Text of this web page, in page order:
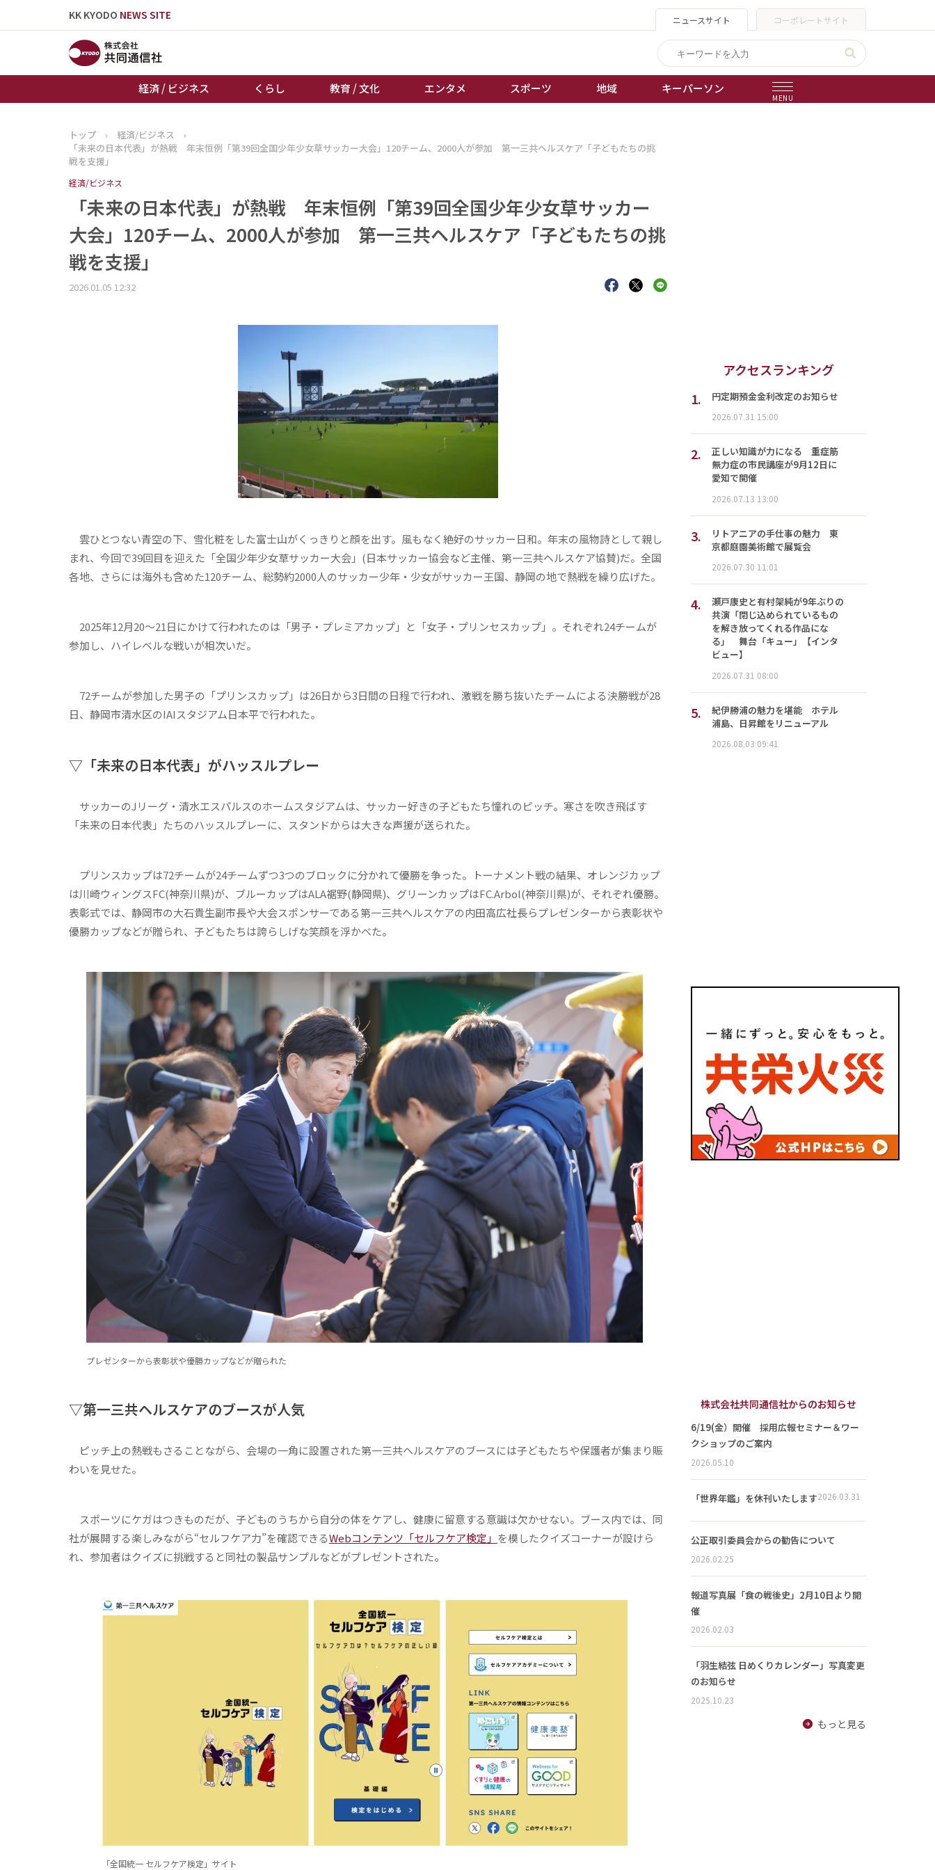
KK KYODO NEWS SITE ニュースサイト コーポレートサイト
経済 / ビジネス くらし 教育 / 文化 エンタメ スポーツ 地域 キーパーソン
MENU
トップページ
エンタメ
スポーツ
地域
競輪
ボートレース
トップ › 経済/ビジネス
›
「未来の日本代表」が熱戦 年末恒例「第39回全国少年少女草サッカー大会」120チーム、2000人が参加 第一三共ヘルスケア「子どもたちの挑
戦を支援」
経済/ビジネス
「未来の日本代表」が熱戦 年末恒例「第39回全国少年少女草サッカー
大会」120チーム、2000人が参加 第一三共ヘルスケア「子どもたちの挑
戦を支援」
2026.01.05 12:32
雲ひとつない青空の下、雪化粧をした富士山がくっきりと顔を出す。風もなく絶好のサッカー日和。年末の風物詩として親し
まれ、今回で39回目を迎えた「全国少年少女草サッカー大会」(日本サッカー協会など主催、第一三共ヘルスケア協賛)だ。全国
各地、さらには海外も含めた120チーム、総勢約2000人のサッカー少年・少女がサッカー王国、静岡の地で熱戦を繰り広げた。
2025年12月20～21日にかけて行われたのは「男子・プレミアカップ」と「女子・プリンセスカップ」。それぞれ24チームが
参加し、ハイレベルな戦いが相次いだ。
72チームが参加した男子の「プリンスカップ」は26日から3日間の日程で行われ、激戦を勝ち抜いたチームによる決勝戦が28
日、静岡市清水区のIAIスタジアム日本平で行われた。
▽「未来の日本代表」がハッスルプレー
サッカーのJリーグ・清水エスパルスのホームスタジアムは、サッカー好きの子どもたち憧れのピッチ。寒さを吹き飛ばす
「未来の日本代表」たちのハッスルプレーに、スタンドからは大きな声援が送られた。
プリンスカップは72チームが24チームずつ3つのブロックに分かれて優勝を争った。トーナメント戦の結果、オレンジカップ
は川崎ウィングスFC(神奈川県)が、ブルーカップはALA裾野(静岡県)、グリーンカップはFC.Arbol(神奈川県)が、それぞれ優勝。
表彰式では、静岡市の大石貴生副市長や大会スポンサーである第一三共ヘルスケアの内田高広社長らプレゼンターから表彰状や
優勝カップなどが贈られ、子どもたちは誇らしげな笑顔を浮かべた。
プレゼンターから表彰状や優勝カップなどが贈られた
▽第一三共ヘルスケアのブースが人気
ピッチ上の熱戦もさることながら、会場の一角に設置された第一三共ヘルスケアのブースには子どもたちや保護者が集まり賑
わいを見せた。
スポーツにケガはつきものだが、子どものうちから自分の体をケアし、健康に留意する意識は欠かせない。ブース内では、同
社が展開する楽しみながら“セルフケア力”を確認できるWebコンテンツ「セルフケア検定」 を模したクイズコーナーが設けら
れ、参加者はクイズに挑戦すると同社の製品サンプルなどがプレゼントされた。
「全国統一 セルフケア検定」サイト
アクセスランキング
1.
円定期預金金利改定のお知らせ
2026.07.31 15:00
2.
正しい知識が力になる 重症筋
無力症の市民講座が9月12日に
愛知で開催
2026.07.13 13:00
3.
リトアニアの手仕事の魅力 東
京都庭園美術館で展覧会
2026.07.30 11:01
4.
瀬戸康史と有村架純が9年ぶりの
共演「閉じ込められているもの
を解き放ってくれる作品にな
る」 舞台「キュー」【インタ
ビュー】
2026.07.31 08:00
5.
紀伊勝浦の魅力を堪能 ホテル
浦島、日昇館をリニューアル
2026.08.03 09:41
株式会社共同通信社からのお知らせ
6/19(金）開催 採用広報セミナー＆ワー
クショップのご案内
2026.05.10
「世界年鑑」を休刊いたします2026.03.31
公正取引委員会からの勧告について
2026.02.25
報道写真展「食の戦後史」2月10日より開
催
2026.02.03
「羽生結弦 日めくりカレンダー」写真変更
のお知らせ
2025.10.23
もっと見る